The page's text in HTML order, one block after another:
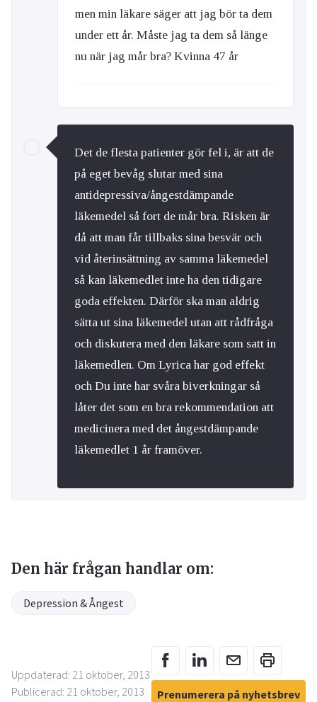
men min läkare säger att jag bör ta dem
under ett år. Måste jag ta dem så länge
nu när jag mår bra? Kvinna 47 år
Det de flesta patienter gör fel i, är att de
på eget bevåg slutar med sina
antidepressiva/ångestdämpande
läkemedel så fort de mår bra. Risken är
då att man får tillbaks sina besvär och
vid återinsättning av samma läkemedel
så kan läkemedlet inte ha den tidigare
goda effekten. Därför ska man aldrig
sätta ut sina läkemedel utan att rådfråga
och diskutera med den läkare som satt in
läkemedlen. Om Lyrica har god effekt
och Du inte har svåra biverkningar så
låter det som en bra rekommendation att
medicinera med det ångestdämpande
läkemedlet 1 år framöver.
Den här frågan handlar om:
Depression & Ångest
Uppdaterad: 21 oktober, 2013
Publicerad: 21 oktober, 2013
Prenumerera på nyhetsbrev